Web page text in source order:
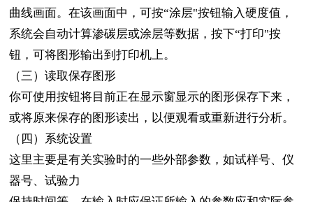
曲线画面。在该画面中，可按“涂层"按钮输入硬度值，
系统会自动计算渗碳层或涂层等数据，按下“打印"按
钮，可将图形输出到打印机上。
（三）读取保存图形
你可使用按钮将目前正在显示窗显示的图形保存下来，
或将原来保存的图形读出，以便观看或重新进行分析。
（四）系统设置
这里主要是有关实验时的一些外部参数，如试样号、仪
器号、试验力